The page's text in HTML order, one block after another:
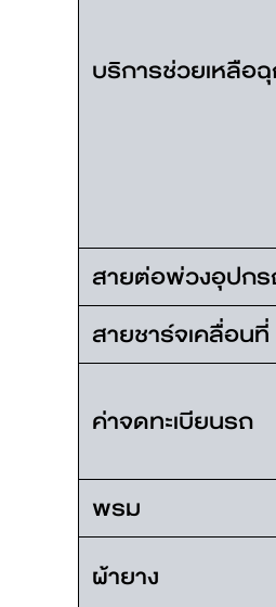
บริการช่วยเหลือ
สายต่อพ่วงอุปก
สายชาร์จเคลื่อน
ค่าจดทะเบียนรถ
พรม
ผ้ายาง